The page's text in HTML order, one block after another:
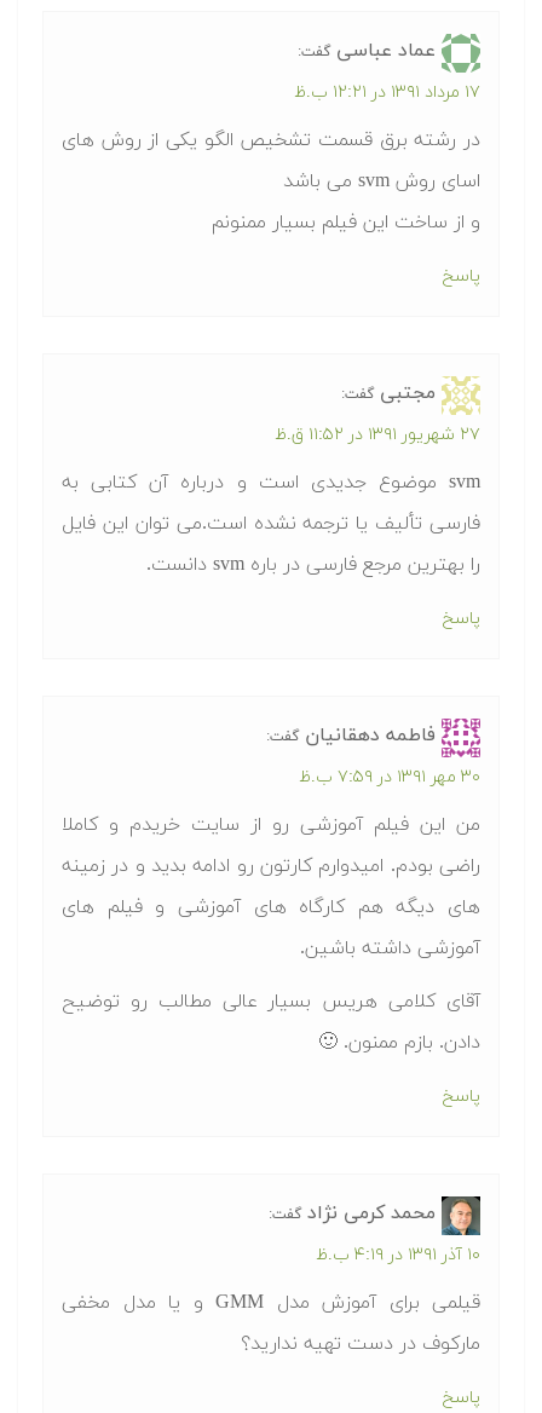
عماد عباسی گفت:
۱۷ مرداد ۱۳۹۱ در ۱۲:۲۱ ب.ظ
در رشته برق قسمت تشخیص الگو یکی از روش های
اسای روش svm می باشد
و از ساخت این فیلم بسیار ممنونم
پاسخ
مجتبی گفت:
۲۷ شهریور ۱۳۹۱ در ۱۱:۵۲ ق.ظ
svm موضوع جدیدی است و درباره آن کتابی به
فارسی تألیف یا ترجمه نشده است.می توان این فایل
را بهترین مرجع فارسی در باره svm دانست.
پاسخ
فاطمه دهقانیان گفت:
۳۰ مهر ۱۳۹۱ در ۷:۵۹ ب.ظ
من این فیلم آموزشی رو از سایت خریدم و کاملا
راضی بودم. امیدوارم کارتون رو ادامه بدید و در زمینه
های دیگه هم کارگاه های آموزشی و فیلم های
آموزشی داشته باشین.
آقای کلامی هریس بسیار عالی مطالب رو توضیح
دادن. بازم ممنون. 🙂
پاسخ
محمد کرمی نژاد گفت:
۱۰ آذر ۱۳۹۱ در ۴:۱۹ ب.ظ
قیلمی برای آموزش مدل GMM و یا مدل مخفی
مارکوف در دست تهیه ندارید؟
پاسخ